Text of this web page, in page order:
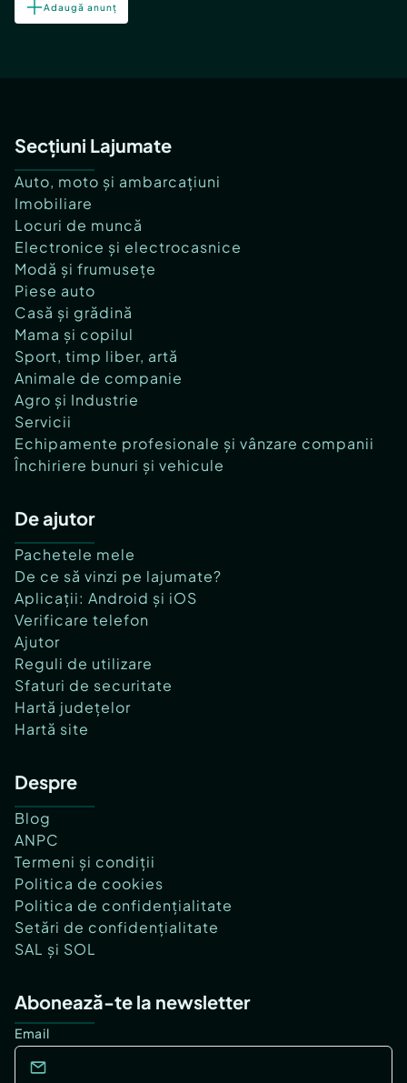
Adaugă anunț
Secțiuni Lajumate
Auto, moto și ambarcațiuni
Imobiliare
Locuri de muncă
Electronice și electrocasnice
Modă și frumusețe
Piese auto
Casă și grădină
Mama și copilul
Sport, timp liber, artă
Animale de companie
Agro și Industrie
Servicii
Echipamente profesionale și vânzare companii
Închiriere bunuri și vehicule
De ajutor
Pachetele mele
De ce să vinzi pe lajumate?
Aplicații: Android și iOS
Verificare telefon
Ajutor
Reguli de utilizare
Sfaturi de securitate
Hartă județelor
Hartă site
Despre
Blog
ANPC
Termeni și condiții
Politica de cookies
Politica de confidențialitate
Setări de confidențialitate
SAL și SOL
Abonează-te la newsletter
Email